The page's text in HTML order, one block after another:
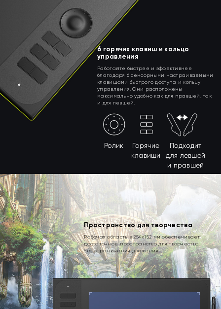
6 горячих клавиш и кольцо
управления
Работайте быстрее и эффективнее
благодаря 6 сенсорными настраиваемыми
клавишами быстрого доступа и кольцу
управления. Они расположены
максимально удобно как для правшей, так
и для левшей.
Ролик
Горячие
клавиши
Подходит
для левшей
и правшей
Пространство для творчества
Рабочая область в 254х152 мм обеспечивает
достаточное пространство для творчества
без ограничения движения.